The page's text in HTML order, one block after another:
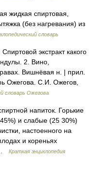
жидкая спиртовая,
(без нагревания) из
словарь
экстракт какого
2. Вино,
Вишнёвая н. | прил.
Ожегова. С.И. Ожегов,
словарь Ожегова
напиток. Горькие
45%) и слабые (25 30%)
настоенного на
и кореньях
Краткая энциклопедия